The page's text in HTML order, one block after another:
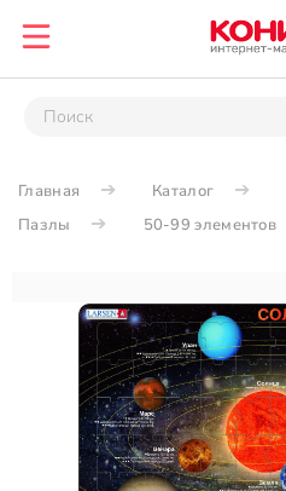
Главная Каталог
Пазлы
50-99 элементов